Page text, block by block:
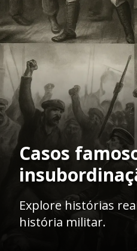
Casos
Explore histórias
história militar.